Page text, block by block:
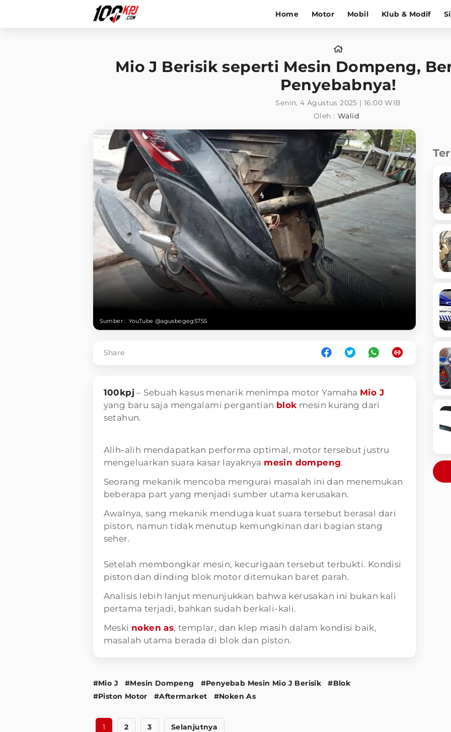
Home Motor Mobil Klub & Modif
Mio J Berisik seperti Mesin Dompeng,
Penyebabnya!
Senin, 4 Agustus 2025 | 16:00 WIB
Oleh : Walid
Sumber : YouTube @agusbegeg5755
Share
100kpj– Sebuah kasus menarik menimpa motor Yamaha Mio J
yang baru saja mengalami pergantian blok mesin kurang dari
setahun.
Alih-alih mendapatkan performa optimal, motor tersebut justru
mengeluarkan suara kasar layaknya mesin dompeng.
Seorang mekanik mencoba mengurai masalah ini dan menemukan
beberapa part yang menjadi sumber utama kerusakan.
Awalnya, sang mekanik menduga kuat suara tersebut berasal dari
piston, namun tidak menutup kemungkinan dari bagian stang
seher.
Setelah membongkar mesin, kecurigaan tersebut terbukti. Kondisi
piston dan dinding blok motor ditemukan baret parah.
Analisis lebih lanjut menunjukkan bahwa kerusakan ini bukan kali
pertama terjadi, bahkan sudah berkali-kali.
Meski noken as, templar, dan klep masih dalam kondisi baik,
masalah utama berada di blok dan piston.
#Mio J #Mesin Dompeng #Penyebab Mesin Mio J Berisik
#Blok
#Piston Motor
#Aftermarket #Noken As
1 2 3 Selanjutnya